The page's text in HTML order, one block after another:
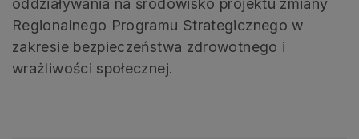
oddziaływania na środowisko projektu zmiany
Regionalnego Programu Strategicznego w
zakresie bezpieczeństwa zdrowotnego i
wrażliwości społecznej.